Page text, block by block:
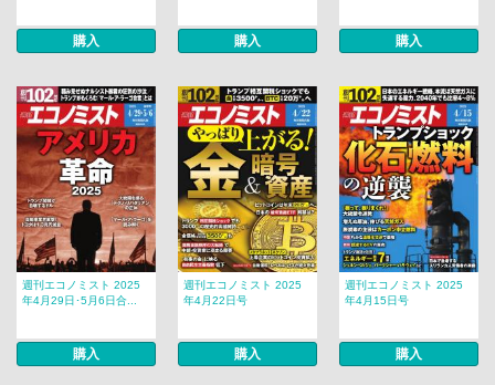
購入 購入 購入
週刊エコノミスト 2025
年4月29日･5月6日合...
購入
週刊エコノミスト 2025
年4月22日号
購入
週刊エコノミスト 2025
年4月15日号
購入